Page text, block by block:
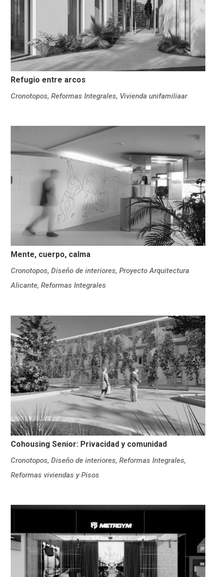
Refugio entre arcos
Cronotopos,Reformas Integrales, Vivienda unifamiliaar
Mente, cuerpo, calma
Cronotopos,Diseño de interiores,Proyecto Arquitectura
Alicante,Reformas Integrales
Cohousing Senior: Privacidad y comunidad
Cronotopos,Diseño de interiores,Reformas Integrales,
Reformas viviendas y Pisos